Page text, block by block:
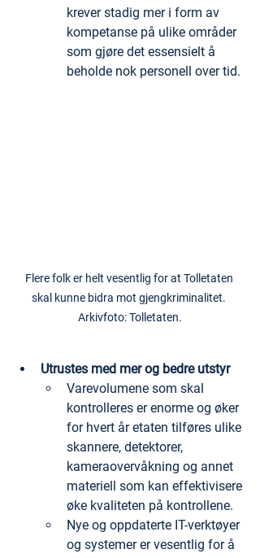
krever stadig mer i form av
kompetanse på ulike områder
som gjøre det essensielt å
beholde nok personell over tid.
Flere folk er helt vesentlig for at Tolletaten
skal kunne bidra mot gjengkriminalitet.
Arkivfoto: Tolletaten.
Utrustes med mer og bedre utstyr
Varevolumene som skal
kontrolleres er enorme og øker
for hvert år etaten tilføres ulike
skannere, detektorer,
kameraovervåkning og annet
materiell som kan effektivisere
øke kvaliteten på kontrollene.
Nye og oppdaterte IT-verktøyer
og systemer er vesentlig for å